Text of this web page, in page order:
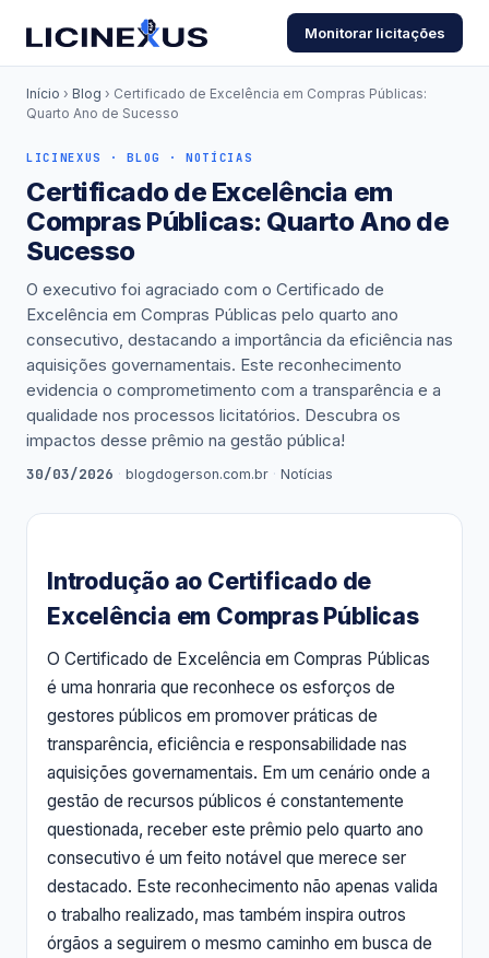
Monitorar licitações
Início › Blog › Certificado de Excelência em Compras Públicas:
Quarto Ano de Sucesso
LICINEXUS · BLOG · NOTÍCIAS
Certificado de Excelência em
Compras Públicas: Quarto Ano de
Sucesso
O executivo foi agraciado com o Certificado de
Excelência em Compras Públicas pelo quarto ano
consecutivo, destacando a importância da eficiência nas
aquisições governamentais. Este reconhecimento
evidencia o comprometimento com a transparência e a
qualidade nos processos licitatórios. Descubra os
impactos desse prêmio na gestão pública!
30/03/2026 · blogdogerson.com.br · Notícias
Introdução ao Certificado de
Excelência em Compras Públicas
O Certificado de Excelência em Compras Públicas
é uma honraria que reconhece os esforços de
gestores públicos em promover práticas de
transparência, eficiência e responsabilidade nas
aquisições governamentais. Em um cenário onde a
gestão de recursos públicos é constantemente
questionada, receber este prêmio pelo quarto ano
consecutivo é um feito notável que merece ser
destacado. Este reconhecimento não apenas valida
o trabalho realizado, mas também inspira outros
órgãos a seguirem o mesmo caminho em busca de